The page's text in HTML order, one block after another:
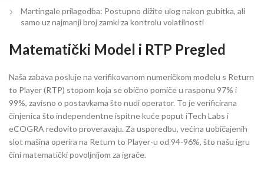
Martingale prilagodba: Postupno dižite ulog nakon gubitka, ali
samo uz najmanji broj zamki za kontrolu volatilnosti
Matematički Model i RTP Pregled
Naša zabava posluje na verifikovanom numeričkom modelu s Return
to Player (RTP) stopom koja se obično pomiče u rasponu 97% i
99%, zavisno o postavkama što nudi operator. To je verificirana
činjenica što independentne ispitne kuće poput iTech Labs i
eCOGRA redovito proveravaju. Za usporedbu, većina uobičajenih
slot mašina operira na Return to Player-u od 94-96%, što našu igru
čini matematički povoljnijom za igrače.